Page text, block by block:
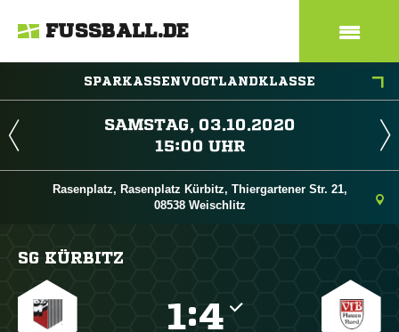
FUSSBALL.DE
SPARKASSENVOGTLANDKLASSE
 
 
Rasenplatz, Rasenplatz Kürbitz, Thiergartener Str. 21,
08538 Weischlitz
SG KÜRBITZ
: